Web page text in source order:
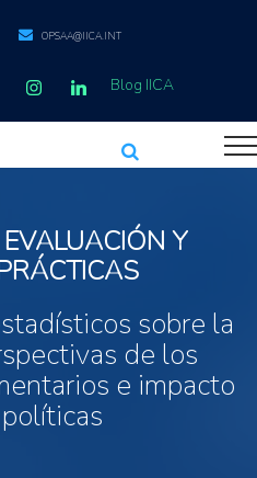
OPSAA@IICA.INT
Blog IICA
Y
sobre la
de los
e impacto